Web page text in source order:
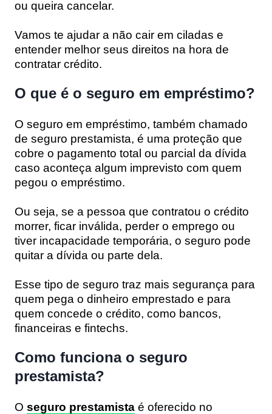
ou queira cancelar.
Vamos te ajudar a não cair em ciladas e
entender melhor seus direitos na hora de
contratar crédito.
O que é o seguro em empréstimo?
O seguro em empréstimo, também chamado
de seguro prestamista, é uma proteção que
cobre o pagamento total ou parcial da dívida
caso aconteça algum imprevisto com quem
pegou o empréstimo.
Ou seja, se a pessoa que contratou o crédito
morrer, ficar inválida, perder o emprego ou
tiver incapacidade temporária, o seguro pode
quitar a dívida ou parte dela.
Esse tipo de seguro traz mais segurança para
quem pega o dinheiro emprestado e para
quem concede o crédito, como bancos,
financeiras e fintechs.
Como funciona o seguro
prestamista?
O seguro prestamista é oferecido no